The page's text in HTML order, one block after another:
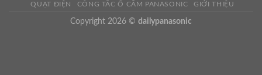
QUẠT ĐIỆN
CÔNG TẮC Ổ CẮM PANASONIC GIỚI THIỆU
Copyright 2026 © dailypanasonic